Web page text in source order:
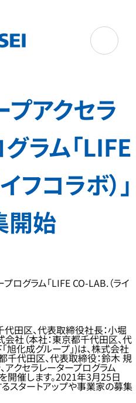
アクセラ
ラム「LIFE
フコラボ）」
開始
ログラム「LIFE CO-LAB.（ライ
田区、代表取締役社長：小堀
社（本社：東京都千代田区、代
旭化成グループ」)は、株式会社
千代田区、代表取締役：鈴木 規
アクセラレータープログラム
を開催します。2021年3月25日
るスタートアップや事業家の募集